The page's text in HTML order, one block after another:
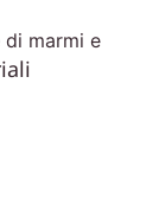
marmi e